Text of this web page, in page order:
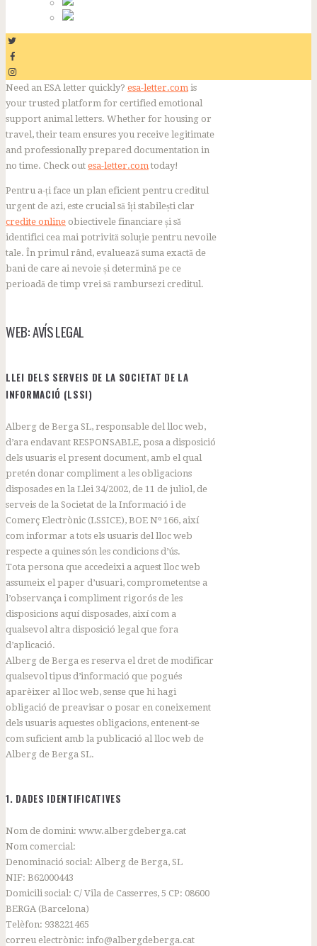
Need an ESA letter quickly? esa-letter.com is
your trusted platform for certified emotional
support animal letters. Whether for housing or
travel, their team ensures you receive legitimate
and professionally prepared documentation in
no time. Check out esa-letter.com today!
Pentru a-ți face un plan eficient pentru creditul
urgent de azi, este crucial să îți stabilești clar
credite online obiectivele financiare și să
identifici cea mai potrivită soluție pentru nevoile
tale. În primul rând, evaluează suma exactă de
bani de care ai nevoie și determină pe ce
perioadă de timp vrei să rambursezi creditul.
WEB: AVÍS LEGAL
LLEI DELS SERVEIS DE LA SOCIETAT DE LA
INFORMACIÓ (LSSI)
Alberg de Berga SL, responsable del lloc web,
d’ara endavant RESPONSABLE, posa a disposició
dels usuaris el present document, amb el qual
pretén donar compliment a les obligacions
disposades en la Llei 34/2002, de 11 de juliol, de
serveis de la Societat de la Informació i de
Comerç Electrònic (LSSICE), BOE Nº 166, així
com informar a tots els usuaris del lloc web
respecte a quines són les condicions d’ús.
Tota persona que accedeixi a aquest lloc web
assumeix el paper d’usuari, comprometentse a
l’observança i compliment rigorós de les
disposicions aquí disposades, així com a
qualsevol altra disposició legal que fora
d’aplicació.
Alberg de Berga es reserva el dret de modificar
qualsevol tipus d’informació que pogués
aparèixer al lloc web, sense que hi hagi
obligació de preavisar o posar en coneixement
dels usuaris aquestes obligacions, entenent-se
com suficient amb la publicació al lloc web de
Alberg de Berga SL.
1. DADES IDENTIFICATIVES
Nom de domini: www.albergdeberga.cat
Nom comercial:
Denominació social: Alberg de Berga, SL
NIF: B62000443
Domicili social: C/ Vila de Casserres, 5 CP: 08600
BERGA (Barcelona)
Telèfon: 938221465
correu electrònic: info@albergdeberga.cat